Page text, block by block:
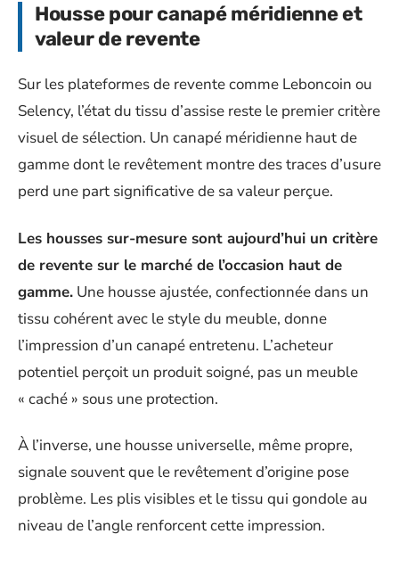
Housse pour canapé méridienne et
valeur de revente
Sur les plateformes de revente comme Leboncoin ou
Selency, l’état du tissu d’assise reste le premier critère
visuel de sélection. Un canapé méridienne haut de
gamme dont le revêtement montre des traces d’usure
perd une part significative de sa valeur perçue.
Les housses sur-mesure sont aujourd’hui un critère
de revente sur le marché de l’occasion haut de
gamme. Une housse ajustée, confectionnée dans un
tissu cohérent avec le style du meuble, donne
l’impression d’un canapé entretenu. L’acheteur
potentiel perçoit un produit soigné, pas un meuble
« caché » sous une protection.
À l’inverse, une housse universelle, même propre,
signale souvent que le revêtement d’origine pose
problème. Les plis visibles et le tissu qui gondole au
niveau de l’angle renforcent cette impression.